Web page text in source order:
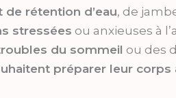
rétention d’eau, de
stressées ou anxieuses à
du sommeil ou des
préparer leur corps